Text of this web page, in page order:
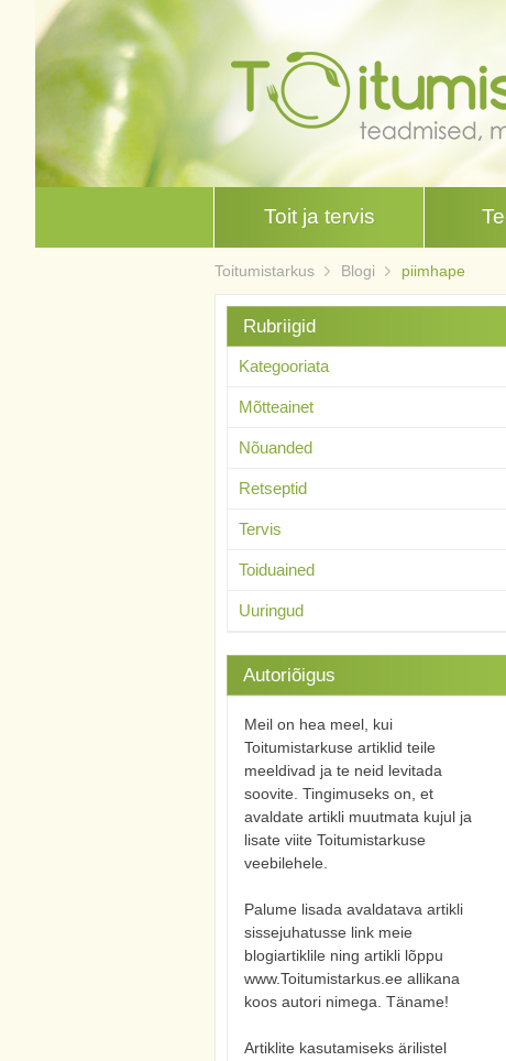
Toit ja tervis
Toitumistarkus Blogi piimhape
Rubriigid
Kategooriata
Mõtteainet
Nõuanded
Retseptid
Tervis
Toiduained
Uuringud
Autoriõigus
Meil on hea meel, kui
Toitumistarkuse artiklid teile
meeldivad ja te neid levitada
soovite. Tingimuseks on, et
avaldate artikli muutmata kujul ja
lisate viite Toitumistarkuse
veebilehele.
Palume lisada avaldatava artikli
sissejuhatusse link meie
blogiartiklile ning artikli lõppu
www.Toitumistarkus.ee allikana
koos autori nimega. Täname!
Artiklite kasutamiseks ärilistel